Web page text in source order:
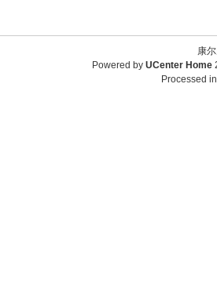
康
Powered by UCenter Home
Processed